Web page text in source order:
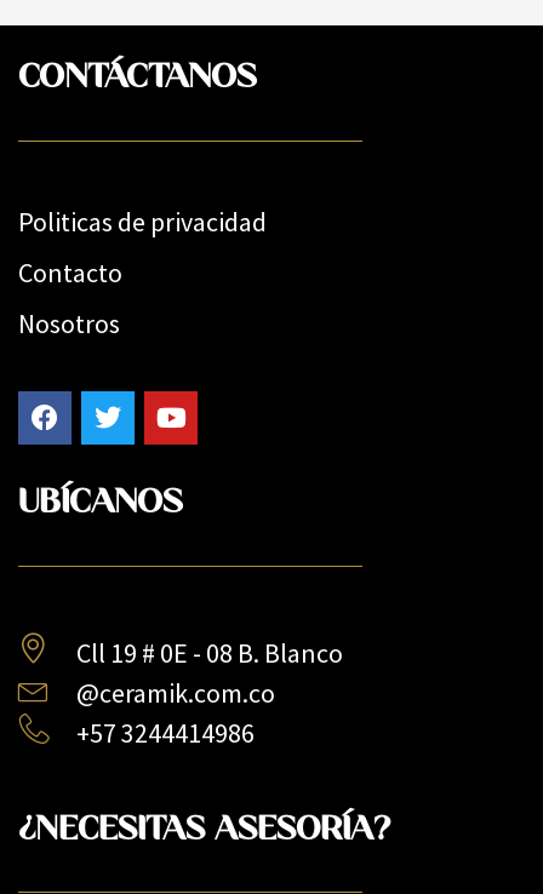
CONTÁCTANOS
Politicas de privacidad
Contacto
Nosotros
UBÍCANOS
Cll 19 # 0E - 08 B. Blanco
@ceramik.com.co
+57 3244414986
¿NECESITAS ASESORÍA?